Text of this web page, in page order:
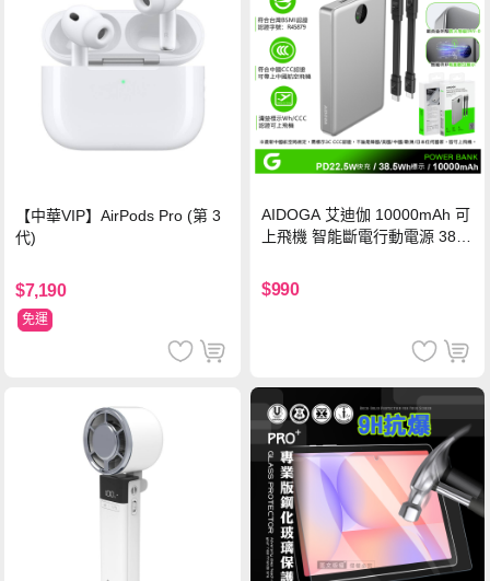
【中華VIP】AirPods Pro (第 3
代)
$7,190
免運
AIDOGA 艾迪伽 10000mAh 可
上飛機 智能斷電行動電源 38.5
灣BSMI/中國CCC/歐美CE/FCC
認證
$990